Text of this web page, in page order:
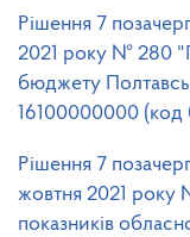
Рішення 7
2021 року № 280
бюджету
16100000000
Рішення 7
жовтня 2021 року
показників